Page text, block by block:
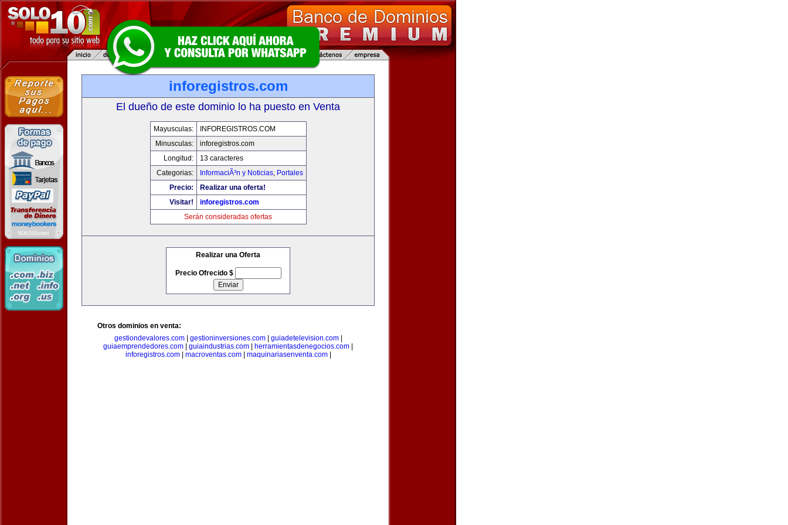
inforegistros.com
El dueño de este dominio lo ha puesto en Venta
Mayusculas:
INFOREGISTROS.COM
Minusculas:
inforegistros.com
Longitud:
13 caracteres
Categorias:
InformaciÃ³n y Noticias, Portales
Precio:
Realizar una oferta!
Visitar!
inforegistros.com
Serán consideradas ofertas
Realizar una Oferta
Precio Ofrecido $
Otros dominios en venta:
gestiondevalores.com| gestioninversiones.com| guiadetelevision.com|
guiaemprendedores.com
guiaindustrias.com herramientasdenegocios.com
inforegistros.com| macroventas.com| maquinariasenventa.com|